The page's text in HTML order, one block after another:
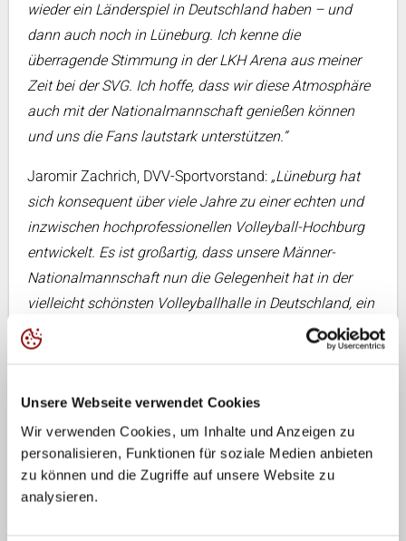
Unsere Webseite verwendet Cookies
Wir verwenden Cookies, um Inhalte und Anzeigen zu
personalisieren, Funktionen für soziale Medien anbieten
zu können und die Zugriffe auf unsere Website zu
analysieren.
wieder ein Länderspiel in Deutschland haben – und
dann auch noch in Lüneburg. Ich kenne die
überragende Stimmung in der LKH Arena aus meiner
Zeit bei der SVG. Ich hoffe, dass wir diese Atmosphäre
auch mit der Nationalmannschaft genießen können
und uns die Fans lautstark unterstützen.“
Jaromir Zachrich, DVV-Sportvorstand: „Lüneburg hat
sich konsequent über viele Jahre zu einer echten und
inzwischen hochprofessionellen Volleyball-Hochburg
entwickelt. Es ist großartig, dass unsere Männer-
Nationalmannschaft nun die Gelegenheit hat in der
vielleicht schönsten Volleyballhalle in Deutschland, ein
Länderspiel zu bestreiten. Die Atmosphäre wird
fantastisch sein und unseren Spielern zusätzlichen
geben.“
Matthias Pompe, Business Manager der SVG Lüneburg:
„Ein Volleyball-Länderspiel in Lüneburg – das gab’s
noch nie! Wir freuen uns jetzt schon sehr auf diese